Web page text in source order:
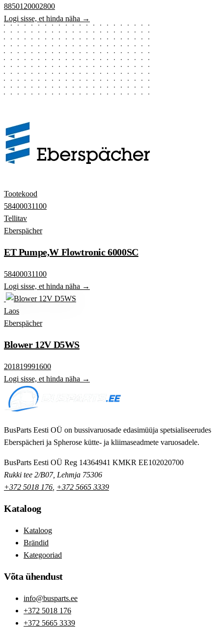
8850120002800
Logi sisse, et hinda näha →
Tootekood
58400031100
Tellitav
Eberspächer
ET Pumpe,W Flowtronic 6000SC
58400031100
Logi sisse, et hinda näha →
Laos
Eberspächer
Blower 12V D5WS
201819991600
Logi sisse, et hinda näha →
BusParts Eesti OÜ on bussivaruosade edasimüüja spetsialiseerudes
Eberspächeri ja Spherose kütte- ja kliimaseadmete varuosadele.
BusParts Eesti OÜ Reg 14364941 KMKR EE102020700
Rukki tee 2/B07, Lehmja 75306
+372 5018 176 +372 5665 3339
Kataloog
Kataloog
Brändid
Kategooriad
Võta ühendust
info@busparts.ee
+372 5018 176
+372 5665 3339